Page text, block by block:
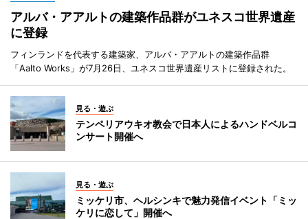
アルバ・アアルトの建築作品群がユネスコ世界遺産
に登録
フィンランドを代表する建築家、アルバ・アアルトの建築作品群
「Aalto Works」が7月26日、ユネスコ世界遺産リストに登録された。
見る・遊ぶ
テンペリアウキオ教会で日本人によるハンドベルコ
ンサート開催へ
見る・遊ぶ
ミッケリ市、ヘルシンキで魅力発信イベント「ミッ
ケリに恋して」開催へ